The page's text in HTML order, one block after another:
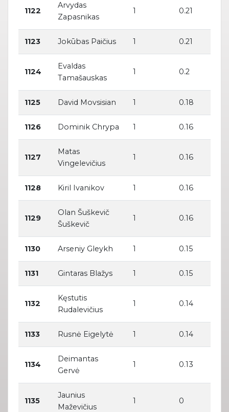
1122
Arvydas
Zapasnikas
1 0.21
1123 Jokūbas Paičius 1 0.21
1124
Evaldas
Tamašauskas
1 0.2
1125 David Movsisian 1 0.18
1126 Dominik Chrypa 1 0.16
1127
Matas
Vingelevičius
1 0.16
1128 Kiril Ivanikov 1 0.16
1129
Olan Šuškevič
Šuškevič
1 0.16
1130 Arseniy Gleykh 1 0.15
1131 Gintaras Blažys 1 0.15
1132
Kęstutis
Rudalevičius
1 0.14
1133 Rusnė Eigelytė 1 0.14
1134
Deimantas
Gervė
1 0.13
1135
Jaunius
Maževičius
1 0